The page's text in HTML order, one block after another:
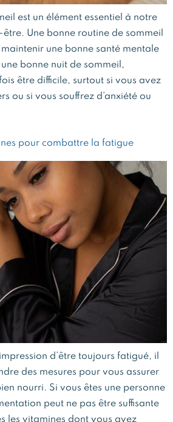
est un élément essentiel à notre
Une bonne routine de sommeil
une bonne santé mentale
bonne nuit de sommeil,
être difficile, surtout si vous avez
ou si vous souffrez d’anxiété ou
pour combattre la fatigue
d’être toujours fatigué, il
des mesures pour vous assurer
nourri. Si vous êtes une personne
peut ne pas être suffisante
les vitamines dont vous avez